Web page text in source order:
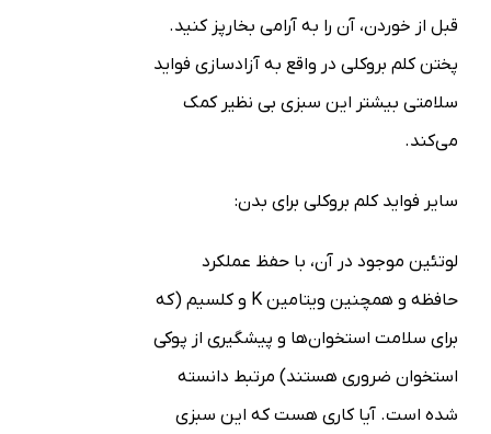
قبل از خوردن، آن را به آرامی بخارپز کنید.
پختن کلم بروکلی در واقع به آزادسازی فواید
سلامتی بیشتر این سبزی بی نظیر کمک
می‌کند.
سایر فواید کلم بروکلی برای بدن:
لوتئین موجود در آن، با حفظ عملکرد
حافظه و همچنین ویتامین K و کلسیم (که
برای سلامت استخوان‌ها و پیشگیری از پوکی
استخوان ضروری هستند) مرتبط دانسته
شده است. آیا کاری هست که این سبزی